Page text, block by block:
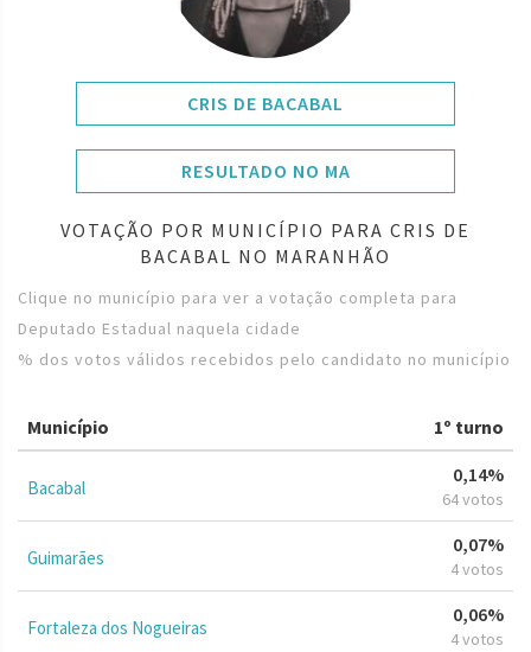
CRIS DE BACABAL
RESULTADO NO MA
VOTAÇÃO POR MUNICÍPIO PARA CRIS DE
BACABAL NO MARANHÃO
Clique no município para ver a votação completa para
Deputado Estadual naquela cidade
% dos votos válidos recebidos pelo candidato no município
Município 1º turno
Bacabal
0,14%
64 votos
Guimarães
0,07%
4 votos
Fortaleza dos Nogueiras
0,06%
4 votos